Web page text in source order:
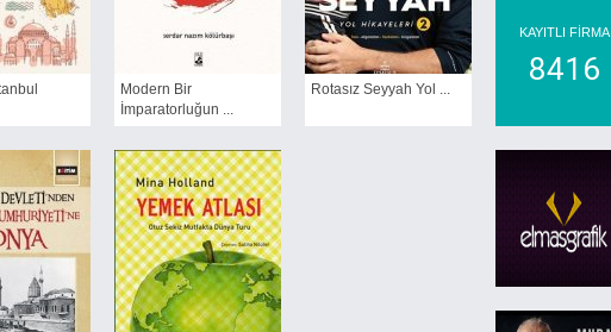
Modern Bir
İmparatorluğun ...
Rotasız Seyyah Yol ...
KAYITLI FİRMA
8416